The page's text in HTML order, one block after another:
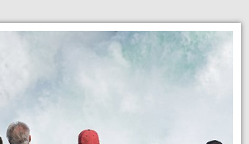
Disposition
FUNDSACHEN